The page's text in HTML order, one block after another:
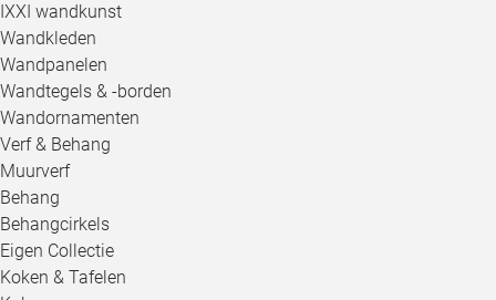
IXXI wandkunst
Wandkleden
Wandpanelen
Wandtegels & -borden
Wandornamenten
Verf & Behang
Muurverf
Behang
Behangcirkels
Eigen Collectie
Koken & Tafelen